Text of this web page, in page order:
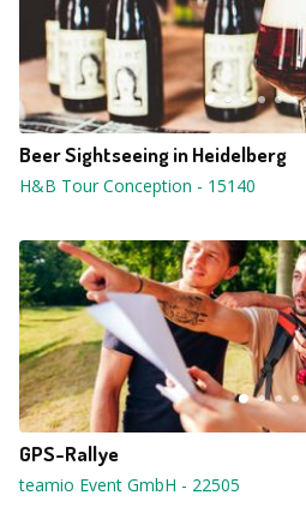
Beer Sightseeing in Heidelberg
H&B Tour Conception - 15140
GPS-Rallye
teamio Event GmbH - 22505